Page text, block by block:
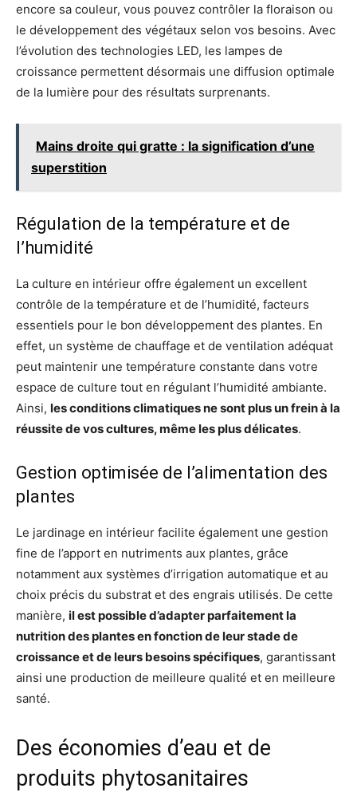
encore sa couleur, vous pouvez contrôler la floraison ou
le développement des végétaux selon vos besoins. Avec
l’évolution des technologies LED, les lampes de
croissance permettent désormais une diffusion optimale
de la lumière pour des résultats surprenants.
Mains droite qui gratte : la signification d’une
superstition
Régulation de la température et de
l’humidité
La culture en intérieur offre également un excellent
contrôle de la température et de l’humidité, facteurs
essentiels pour le bon développement des plantes. En
effet, un système de chauffage et de ventilation adéquat
peut maintenir une température constante dans votre
espace de culture tout en régulant l’humidité ambiante.
Ainsi, les conditions climatiques ne sont plus un frein à la
réussite de vos cultures, même les plus délicates.
Gestion optimisée de l’alimentation des
plantes
Le jardinage en intérieur facilite également une gestion
fine de l’apport en nutriments aux plantes, grâce
notamment aux systèmes d’irrigation automatique et au
choix précis du substrat et des engrais utilisés. De cette
manière, il est possible d’adapter parfaitement la
nutrition des plantes en fonction de leur stade de
croissance et de leurs besoins spécifiques, garantissant
ainsi une production de meilleure qualité et en meilleure
santé.
Des économies d’eau et de
produits phytosanitaires